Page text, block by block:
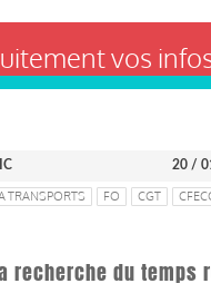
vos
20 /
TRANSPORTS FO CGT
recherche du temps